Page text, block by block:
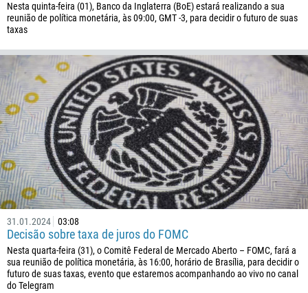
Nesta quinta-feira (01), Banco da Inglaterra (BoE) estará realizando a sua
reunião de política monetária, às 09:00, GMT -3, para decidir o futuro de suas
taxas
31.01.2024 03:08
Decisão sobre taxa de juros do FOMC
Nesta quarta-feira (31), o Comitê Federal de Mercado Aberto – FOMC, fará a
sua reunião de política monetária, às 16:00, horário de Brasília, para decidir o
futuro de suas taxas, evento que estaremos acompanhando ao vivo no canal
do Telegram
1242
880
1246
375
32
501
229
1441
975
591
387
267
55